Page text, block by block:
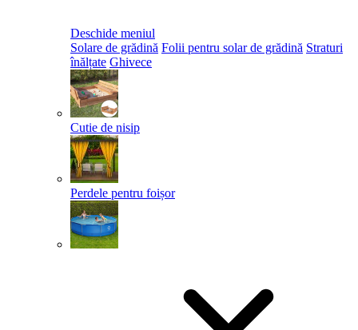
Deschide meniul
Solare de grădină Folii pentru solar de grădină Straturi
înălțate Ghivece
Cutie de nisip
Perdele pentru foișor